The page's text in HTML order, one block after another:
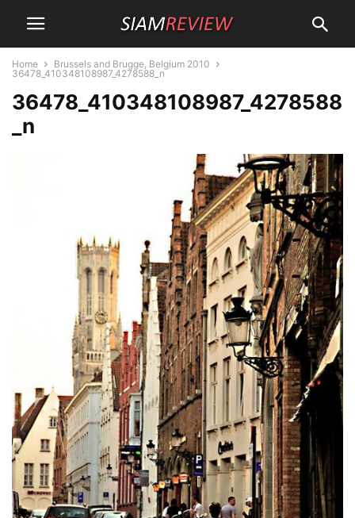
Home
Brussels and Brugge, Belgium 2010
36478_410348108987_4278588_n
36478_410348108987_4278588
_n